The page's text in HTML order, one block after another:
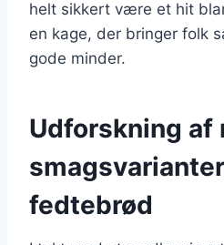
helt sikkert være et hit
en kage, der bringer folk
gode minder.
Udforskning af
fedtebrød